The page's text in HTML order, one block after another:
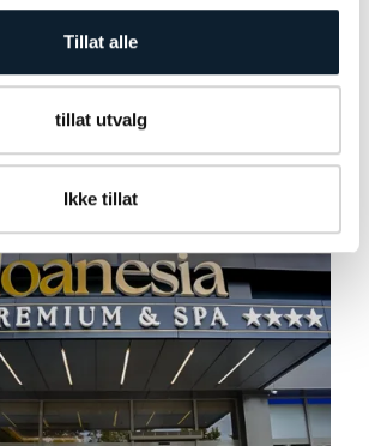
Tillat alle
tillat utvalg
Ikke tillat
HOTELL